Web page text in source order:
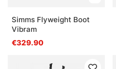
Simms Flyweight Boot
Vibram
€329.90